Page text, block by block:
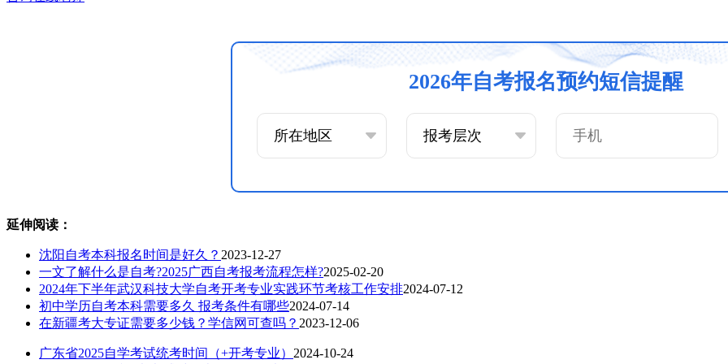
2026年自考报名预约短信提醒
延伸阅读：
沈阳自考本科报名时间是好久？ 2023-12-27
一文了解什么是自考?2025广西自考报考流程怎样?2025-02-20
2024年下半年武汉科技大学自考开考专业实践环节考核工作安排2024-07-12
初中学历自考本科需要多久 报考条件有哪些2024-07-14
在新疆考大专证需要多少钱？学信网可查吗？ 2023-12-06
广东省2025自学考试统考时间（+开考专业） 2024-10-24